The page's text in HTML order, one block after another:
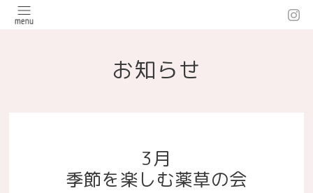
お知らせ
3月
季節を楽しむ薬草の会